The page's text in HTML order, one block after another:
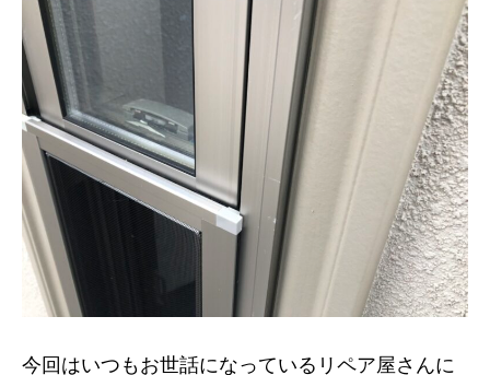
今回はいつもお世話になっているリペア屋さんに